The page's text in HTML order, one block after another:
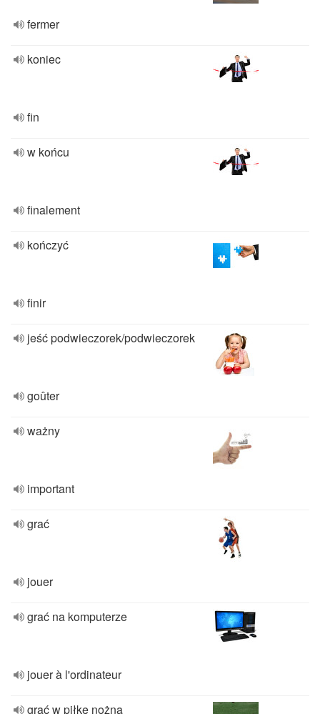
fermer
koniec
fin
w końcu
finalement
kończyć
finir
jeść podwieczorek/podwieczorek
goûter
ważny
important
grać
jouer
grać na komputerze
jouer à l'ordinateur
grać w piłkę nożną